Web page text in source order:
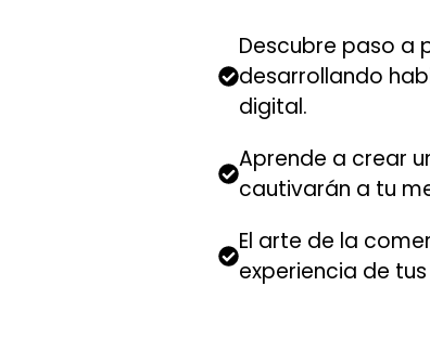
Descubre paso a
desarrollando
digital.
Aprende a crear
cautivarán a tu
El arte de la
experiencia de